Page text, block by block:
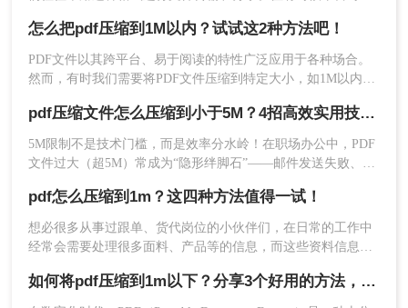
大小有限制，这个时候pdf文件怎么压缩到1m以内呢？这里分
享一款在线工具，可以一键进行PDF文件压缩，一起来看看
吧。
怎么把pdf压缩到1M以内？试试这2种方法吧！
PDF文件以其跨平台、易于阅读的特性广泛应用于各种场合。
然而，有时我们需要将PDF文件压缩到特定大小，如1M以内，
内呢？本文将为您介绍几种有效的PDF压缩方法，帮助您轻松
将PDF文件压缩到1M以内。
pdf压缩文件怎么压缩到小于5M？4招高效实用技巧轻松搞定！
5M限制不是技术门槛，而是效率分水岭！在职场办公中，PDF
文件过大（超5M）常成为“隐形绊脚石”——邮件发送失败、云
PDF体积问题导致工作延误，但90%的压缩方案却陷入“牺牲质
量”或“操作繁琐”的陷阱。
pdf怎么压缩到1m？这四种方法值得一试！
想必很多从事过跟单、货代岗位的小伙伴们，在日常的工作中
经常会需要处理很多面料、产品等的信息，而这些资料信息常
如何将pdf压缩到1m以下？分享3个好用的方法，简单又快捷